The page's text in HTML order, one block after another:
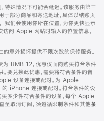
特殊情况下可能会延迟。该服务由第三
于部分商品和寄送地址，具体以结账页
我们会使用你所在位置，为你更快显示
访问 Apple 网站时输入的位置信息，
意外损坏提供不限次数的保修服务。
为 RMB 12。优惠仅面向购买符合条件
要兑换此优惠，需要将符合条件的音
设备连接或配对。为 Apple
iPhone 连接或配对。符合条件的设
买多少件符合条件的设备，每个 Apple
至取消订阅。须遵循限制条件和其他条